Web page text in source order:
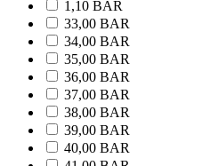
1,10 BAR
33,00 BAR
34,00 BAR
35,00 BAR
36,00 BAR
37,00 BAR
38,00 BAR
39,00 BAR
40,00 BAR